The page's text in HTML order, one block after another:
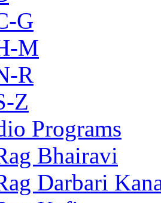
G
M
R
Z
Programs
Bhairavi
Darbari